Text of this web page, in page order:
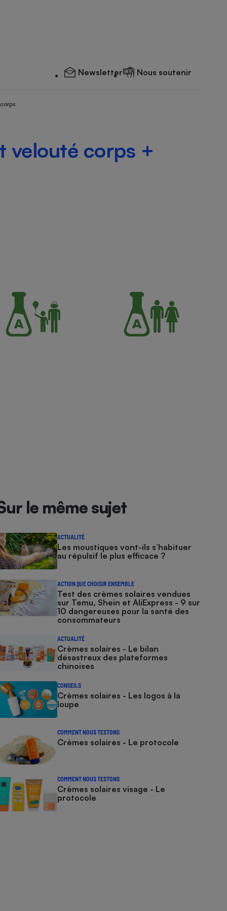
Newsletter Nous soutenir
velouté corps +
le même sujet
ACTUALITÉ
Les moustiques vont-ils s’habituer
au répulsif le plus efficace ?
ACTION QUE CHOISIR ENSEMBLE
Test des crèmes solaires vendues
sur Temu, Shein et AliExpress - 9 sur
10 dangereuses pour la santé des
consommateurs
ACTUALITÉ
Crèmes solaires - Le bilan
désastreux des plateformes
chinoises
CONSEILS
Crèmes solaires - Les logos à la
loupe
COMMENT NOUS TESTONS
Crèmes solaires - Le protocole
COMMENT NOUS TESTONS
Crèmes solaires visage - Le
protocole